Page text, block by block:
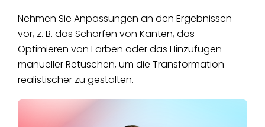
Nehmen Sie Anpassungen an den Ergebnissen
vor, z. B. das Schärfen von Kanten, das
Optimieren von Farben oder das Hinzufügen
manueller Retuschen, um die Transformation
realistischer zu gestalten.